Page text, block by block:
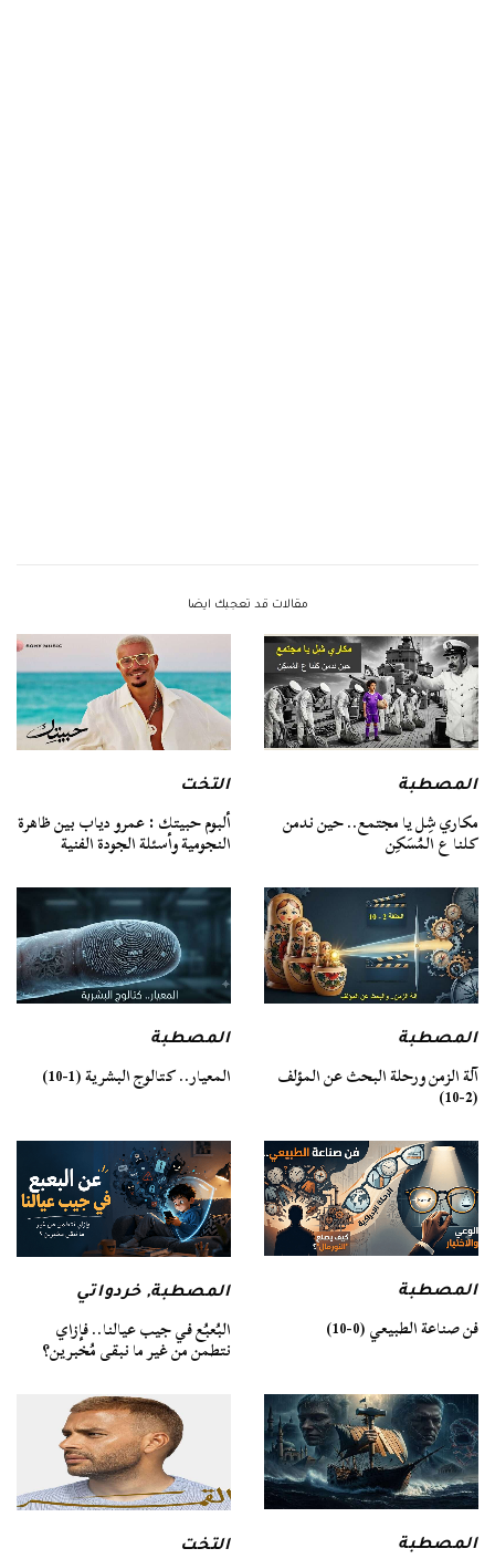
مقالات قد تعجبك ايضا
المصطبة
مكاري شِل يا مجتمع.. حين ندمن
كلنا ع المُسَكِن
التخت
ألبوم حبيتك : عمرو دياب بين ظاهرة
النجومية وأسئلة الجودة الفنية
المصطبة
آلة الزمن ورحلة البحث عن المؤلف
(2-10)
المصطبة
المعيار.. كتالوج البشرية (1-10)
المصطبة
فن صناعة الطبيعي (0-10)
المصطبة,خردواتي
البُعبُع في جيب عيالنا.. فإزاي
نتطمن من غير ما نبقى مُخبرين؟
المصطبة التخت